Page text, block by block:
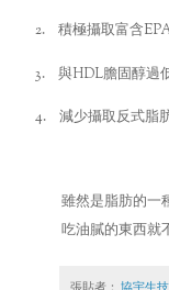
2. 積極攝取富含
3. 與HDL膽固醇過
4. 減少攝取反式脂肪
雖然是脂肪的一
吃油膩的東西就